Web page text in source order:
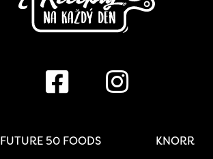
FUTURE 50 FOODS KNORR